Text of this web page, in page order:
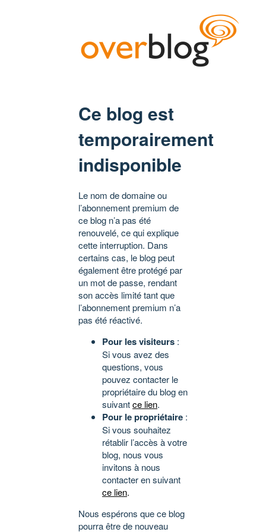
Ce blog est
temporairement
indisponible
Le nom de domaine ou
l’abonnement premium de
ce blog n’a pas été
renouvelé, ce qui explique
cette interruption. Dans
certains cas, le blog peut
également être protégé par
un mot de passe, rendant
son accès limité tant que
l’abonnement premium n’a
pas été réactivé.
Pour les visiteurs :
Si vous avez des
questions, vous
pouvez contacter le
propriétaire du blog en
suivantce lien.
Pour le propriétaire :
Si vous souhaitez
rétablir l’accès à votre
blog, nous vous
invitons à nous
contacter en suivant
ce lien.
Nous espérons que ce blog
pourra être de nouveau